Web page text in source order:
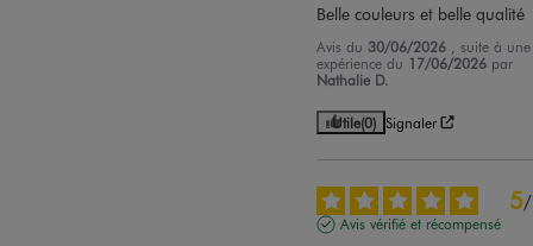
Belle couleurs et belle qualité
Avis du 30/06/2026
, suite à une
expérience du 17/06/2026 par
Nathalie D.
Utile(0) Signaler
5/
Avis vérifié et récompensé